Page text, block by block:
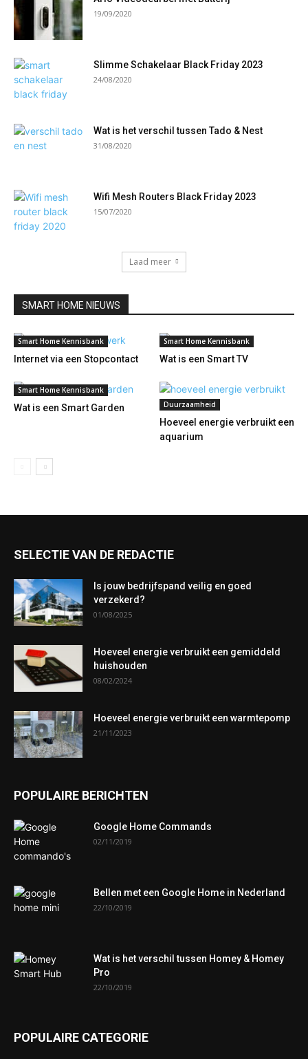
19/09/2020
Slimme Schakelaar Black Friday 2023
24/08/2020
Wat is het verschil tussen Tado & Nest
31/08/2020
Wifi Mesh Routers Black Friday 2023
15/07/2020
Laad meer
SMART HOME NIEUWS
Smart Home Kennisbank
Internet via een Stopcontact
Smart Home Kennisbank
Wat is een Smart TV
Smart Home Kennisbank
Wat is een Smart Garden Duurzaamheid
Hoeveel energie verbruikt een
aquarium
SELECTIE VAN DE REDACTIE
Is jouw bedrijfspand veilig en goed
verzekerd?
01/08/2025
Hoeveel energie verbruikt een gemiddeld
huishouden
08/02/2024
Hoeveel energie verbruikt een warmtepomp
21/11/2023
POPULAIRE BERICHTEN
Google Home Commands
02/11/2019
Bellen met een Google Home in Nederland
22/10/2019
Wat is het verschil tussen Homey & Homey
Pro
22/10/2019
POPULAIRE CATEGORIE